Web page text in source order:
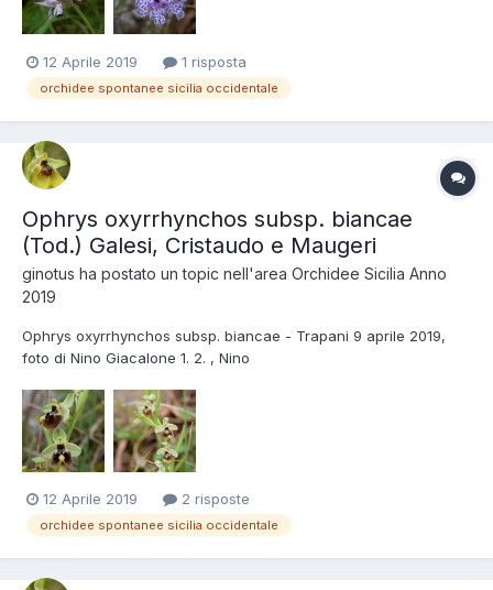
12 Aprile 2019 1 risposta
orchidee spontanee sicilia occidentale
Ophrys oxyrrhynchos subsp. biancae
(Tod.) Galesi, Cristaudo e Maugeri
ginotus ha postato un topic nell'area Orchidee Sicilia Anno
2019
Ophrys oxyrrhynchos subsp. biancae - Trapani 9 aprile 2019,
foto di Nino Giacalone 1. 2. , Nino
12 Aprile 2019 2 risposte
orchidee spontanee sicilia occidentale